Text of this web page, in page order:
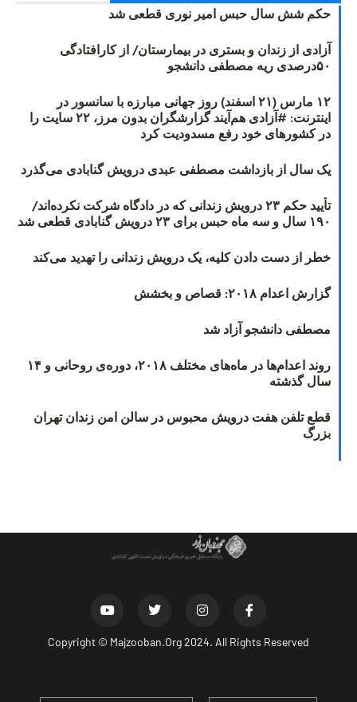
حکم شش سال حبس امیر نوری قطعی شد
آزادی از زندان و بستری در بیمارستان/ از کارافتادگی
۵۰درصدی ریه مصطفی دانشجو
۱۲ مارس (۲۱ اسفند) روز جهانی مبارزه با سانسور در
اینترنت: #آزادی هم‌آیند گزارشگران‌ بدون مرز، ۲۲ سایت را
در کشورهای خود رفع مسدودیت کرد
یک سال از بازداشت مصطفی عبدی درویش گنابادی می‌گذرد
تأیید حکم ۲۳ درویش زندانی که در دادگاه شرکت نکرده‌اند/
۱۹۰ سال و سه ماه حبس برای ۲۳ درویش گنابادی قطعی شد
خطر از دست دادن کلیه، یک درویش زندانی را تهدید می‌کند
گزارش اعدام ۲۰۱۸: قصاص و بخشش
مصطفی دانشجو آزاد شد
روند اعدام‌ها در ماه‌های مختلف ۲۰۱۸، دوره‌ی روحانی و ۱۴
سال گذشته
قطع تلفن هفت درویش محبوس در سالن امن زندان تهران
بزرگ
Copyright © Majzooban.Org2024. All Rights Reserved